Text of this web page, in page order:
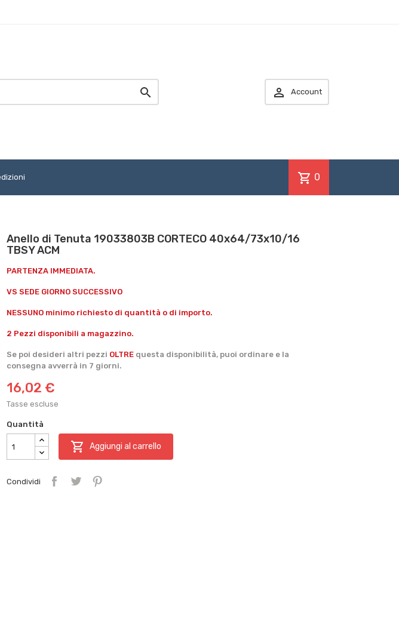
  Account
shopping_cart 0
Anello di Tenuta 19033803B CORTECO 40x64/73x10/16
TBSY ACM
PARTENZA IMMEDIATA.
VS SEDE GIORNO SUCCESSIVO
NESSUNO minimo richiesto di quantità o di importo.
2 Pezzi disponibili a magazzino.
Se poi desideri altri pezzi OLTRE questa disponibilità, puoi ordinare e la
consegna avverrà in 7 giorni.
16,02 €
Tasse escluse
Quantità
 Aggiungi al carrello
Condividi